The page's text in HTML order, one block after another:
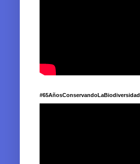
#65AñosConservandoLaBiodiversidad